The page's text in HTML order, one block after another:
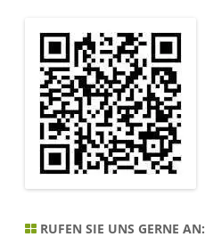
RUFEN SIE UNS GERNE AN: